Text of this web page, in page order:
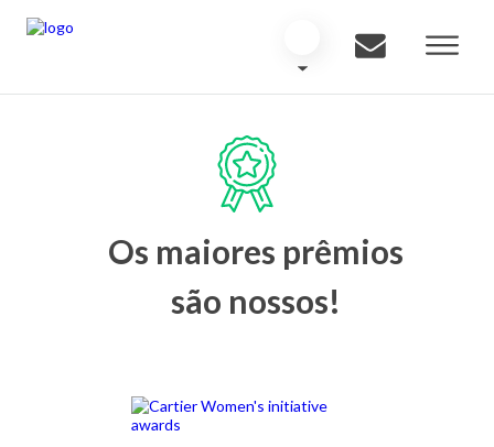
Os maiores prêmios
são nossos!